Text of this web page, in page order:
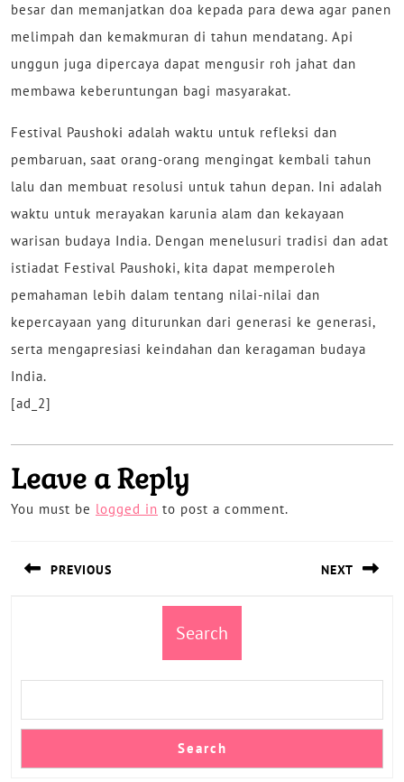
besar dan memanjatkan doa kepada para dewa agar panen
melimpah dan kemakmuran di tahun mendatang. Api
unggun juga dipercaya dapat mengusir roh jahat dan
membawa keberuntungan bagi masyarakat.
Festival Paushoki adalah waktu untuk refleksi dan
pembaruan, saat orang-orang mengingat kembali tahun
lalu dan membuat resolusi untuk tahun depan. Ini adalah
waktu untuk merayakan karunia alam dan kekayaan
warisan budaya India. Dengan menelusuri tradisi dan adat
istiadat Festival Paushoki, kita dapat memperoleh
pemahaman lebih dalam tentang nilai-nilai dan
kepercayaan yang diturunkan dari generasi ke generasi,
serta mengapresiasi keindahan dan keragaman budaya
India.
[ad_2]
Leave a Reply
You must be logged in to post a comment.
navigation
PREVIOUS NEXT
Next
post:
Search
Search